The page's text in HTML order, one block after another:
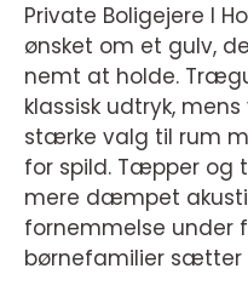
Private Boligejere I
ønsket om et gulv,
nemt at holde.
klassisk udtryk,
stærke valg til rum
for spild. Tæpper og
mere dæmpet
fornemmelse under
børnefamilier sætter